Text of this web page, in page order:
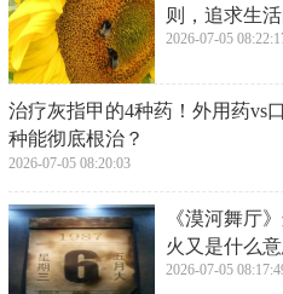
则，追求生
2026-07-05
治疗灰指甲的4种药！外用药vs
种能彻底根治？
2026-07-05 08:20:03
《漠河舞厅
火又是什么意
2026-07-05